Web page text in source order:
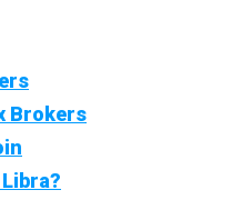
Brokers